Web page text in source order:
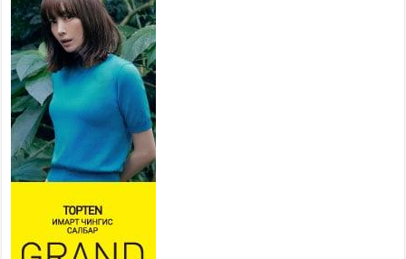
УДИРДЛАГУУДЫН АЖЛЫГ
ХҮНД СУРТЛЫГ БУУРУУЛЖ,
ИРГЭД, АЖ АХУЙН НЭГЖИЙН
АЧААГ ХЭРХЭН ХӨНГӨЛСНӨӨР ДҮГНЭНЭ
2026 оны 7 сар 21 / 10 цаг 09 минут
Байнгын хорооны дарга
М.Мандхай Цөлжилттэй
тэмцэх тухай НҮБ-ын
конвенцын талуудын 17 дугаар
бага хурал (СОР17)-ын бэлтгэл ажлын явцтай
танилцлаа
2026 оны 7 сар 21 / 10 цаг 03 минут
Б.Пүрэвдагва: Бүтээн байгуулалтын аливаа
ажил инженерийн хангамжийн байгууллагуудын